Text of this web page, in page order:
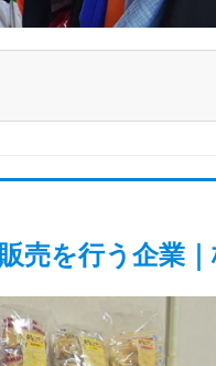
売を行う企業